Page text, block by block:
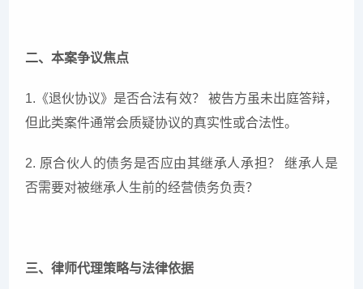
二、本案争议焦点
1.《退伙协议》是否合法有效？ 被告方虽未出庭答辩，
但此类案件通常会质疑协议的真实性或合法性。
2. 原合伙人的债务是否应由其继承人承担？ 继承人是
否需要对被继承人生前的经营债务负责？
三、律师代理策略与法律依据